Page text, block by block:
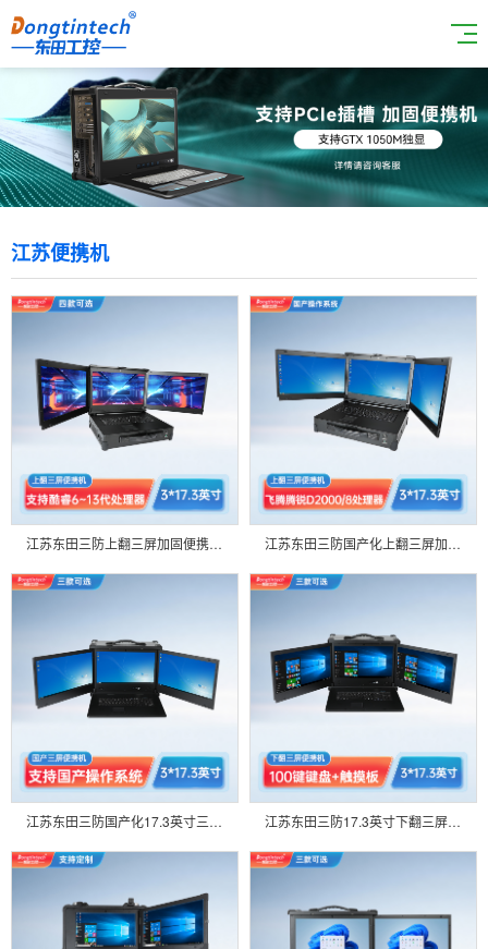
江苏便携机
江苏东田三防上翻三屏加固便携机工业电脑工业服务器 DT-S1437CU-H110 江苏东田三防国产化上翻三屏加固便携机工业电脑 DT-S1437CU-FD2K
江苏东田三防国产化17.3英寸三屏便携机服务器主机 DT-S1437AD-H325 江苏东田三防17.3英寸下翻三屏工业加固便携机服务器主机 DT-S1437AD-H110